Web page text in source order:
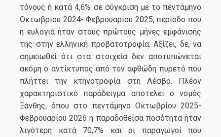
τόνους ή κατά 4,6% σε σύγκριση με το πεντάμηνο
Οκτωβρίου 2024- Φεβρουαρίου 2025, περίοδο που
η ευλογιά ήταν στους πρώτους μήνες εμφάνισής
της στην ελληνική προβατοτροφία. Αξίζει, δε, να
σημειωθεί ότι στα στοιχεία δεν αποτυπώνεται
ακόμη ο αντίκτυπος από τον αφθώδη πυρετό που
πλήττει την κτηνοτροφία στη Λέσβο. Πλέον
χαρακτηριστικό παράδειγμα αποτελεί ο νομός
Ξάνθης, όπου στο πεντάμηνο Οκτωβρίου 2025-
Φεβρουαρίου 2026 η παραδοθείσα ποσότητα ήταν
λιγότερη κατά 70,7% και οι παραγωγοί που